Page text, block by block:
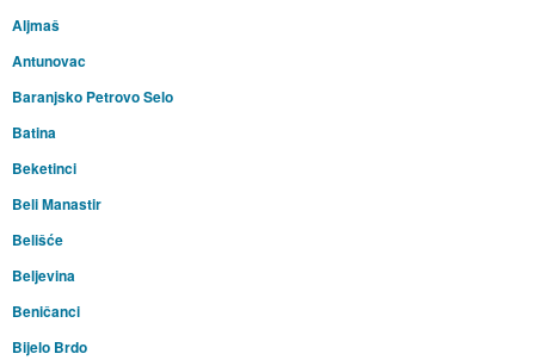
Aljmaš
Antunovac
Baranjsko Petrovo Selo
Batina
Beketinci
Beli Manastir
Belišće
Beljevina
Beničanci
Bijelo Brdo